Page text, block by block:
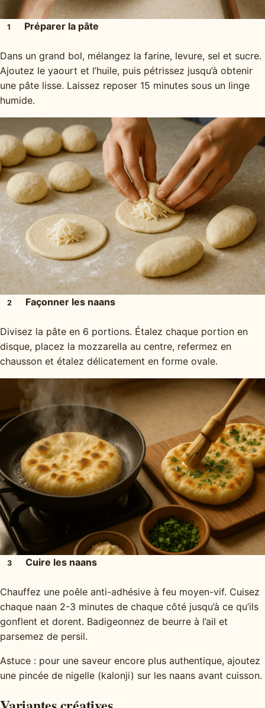
1 Préparer la pâte
Dans un grand bol, mélangez la farine, levure, sel et sucre.
Ajoutez le yaourt et l’huile, puis pétrissez jusqu’à obtenir
une pâte lisse. Laissez reposer 15 minutes sous un linge
humide.
2 Façonner les naans
Divisez la pâte en 6 portions. Étalez chaque portion en
disque, placez la mozzarella au centre, refermez en
chausson et étalez délicatement en forme ovale.
3 Cuire les naans
Chauffez une poêle anti-adhésive à feu moyen-vif. Cuisez
chaque naan 2-3 minutes de chaque côté jusqu’à ce qu’ils
gonflent et dorent. Badigeonnez de beurre à l’ail et
parsemez de persil.
Astuce : pour une saveur encore plus authentique, ajoutez
une pincée de nigelle (kalonji) sur les naans avant cuisson.